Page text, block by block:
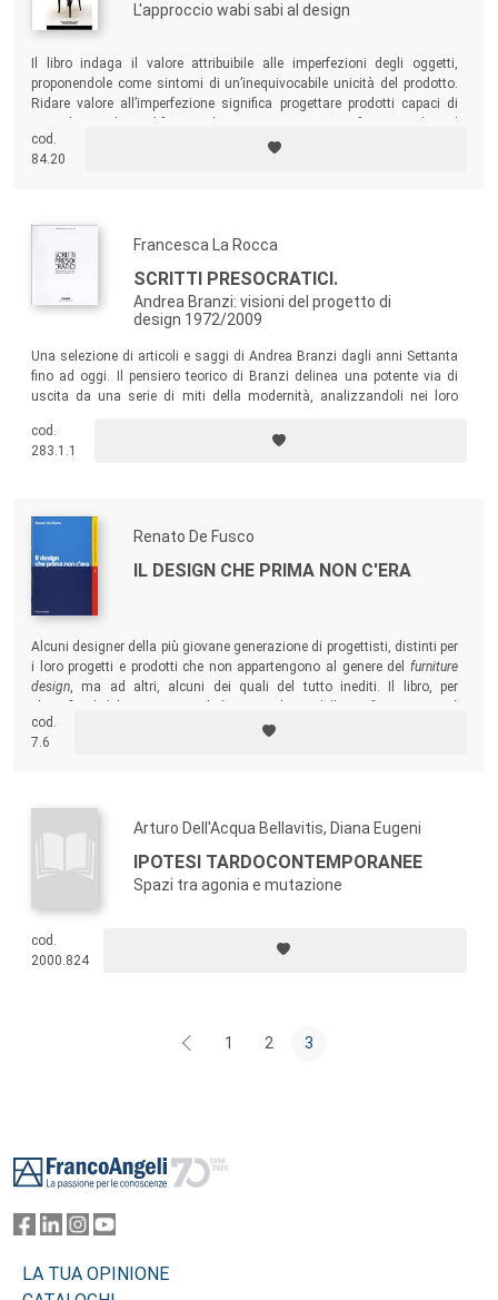
L'approccio wabi sabi al design
Il libro indaga il valore attribuibile alle imperfezioni degli oggetti,
proponendole come sintomi di un’inequivocabile unicità del prodotto.
Ridare valore all’imperfezione significa progettare prodotti capaci di
legame emotivo tra utente e prodotto.
cod.
84.20
Francesca La Rocca
SCRITTI PRESOCRATICI.
Andrea Branzi: visioni del progetto di
design 1972/2009
Una selezione di articoli e saggi di Andrea Branzi dagli anni Settanta
fino ad oggi. Il pensiero teorico di Branzi delinea una potente via di
uscita da una serie di miti della modernità, analizzandoli nei loro
di idee evolutive che prefigurano direzioni inedite per il progetto e
sollecitano la definizione di un nuovo statuto per il design.
cod.
283.1.1
Renato De Fusco
IL DESIGN CHE PRIMA NON C'ERA
Alcuni designer della più giovane generazione di progettisti, distinti per
i loro progetti e prodotti che non appartengono al genere del furniture
design, ma ad altri, alcuni dei quali del tutto inediti. Il libro, per
da tradurre le produzioni in concezioni, materie utili alla didattica del
design.
cod.
7.6
Arturo Dell'Acqua Bellavitis, Diana Eugeni
IPOTESI TARDOCONTEMPORANEE
Spazi tra agonia e mutazione
cod.
2000.824
1 2 3
LA TUA OPINIONE